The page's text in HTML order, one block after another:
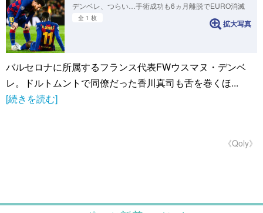
デンベレ、つらい…手術成功も6ヵ月離脱でEURO消滅
全 1 枚
拡大写真
バルセロナに所属するフランス代表FWウスマヌ・デンベ
レ。ドルトムントで同僚だった香川真司も舌を巻くほ...
[続きを読む]
《Qoly》